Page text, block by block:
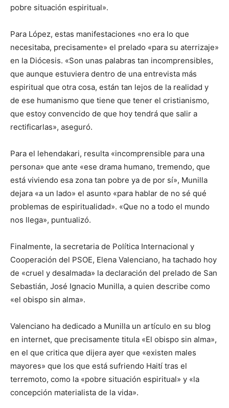
pobre situación espiritual».
Para López, estas manifestaciones «no era lo que
necesitaba, precisamente» el prelado «para su aterrizaje»
en la Diócesis. «Son unas palabras tan incomprensibles,
que aunque estuviera dentro de una entrevista más
espiritual que otra cosa, están tan lejos de la realidad y
de ese humanismo que tiene que tener el cristianismo,
que estoy convencido de que hoy tendrá que salir a
rectificarlas», aseguró.
Para el lehendakari, resulta «incomprensible para una
persona» que ante «ese drama humano, tremendo, que
está viviendo esa zona tan pobre ya de por sí», Munilla
dejara «a un lado» el asunto «para hablar de no sé qué
problemas de espiritualidad». «Que no a todo el mundo
nos llega», puntualizó.
Finalmente, la secretaria de Política Internacional y
Cooperación del PSOE, Elena Valenciano, ha tachado hoy
de «cruel y desalmada» la declaración del prelado de San
Sebastián, José Ignacio Munilla, a quien describe como
«el obispo sin alma».
Valenciano ha dedicado a Munilla un artículo en su blog
en internet, que precisamente titula «El obispo sin alma»,
en el que critica que dijera ayer que «existen males
mayores» que los que está sufriendo Haití tras el
terremoto, como la «pobre situación espiritual» y «la
concepción materialista de la vida».